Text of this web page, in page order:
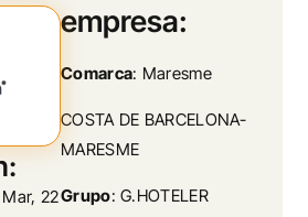
empresa:
Comarca: Maresme
COSTA DE BARCELONA-
MARESME
Grupo: G.HOTELER
22